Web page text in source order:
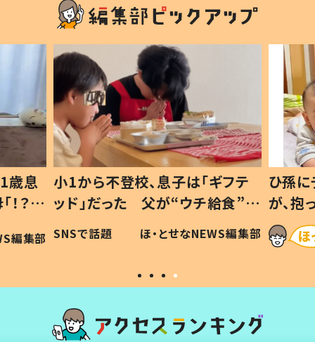
歳息
？」
編集部
小1から不登校、息子は「ギフテ
ッド」だった 父が“ウチ給食”を
作り続ける理由とは #令和の親
#令和の子
SNSで話題 ほ・とせなNEWS編集部
ひ孫
が、
「涙が
い」